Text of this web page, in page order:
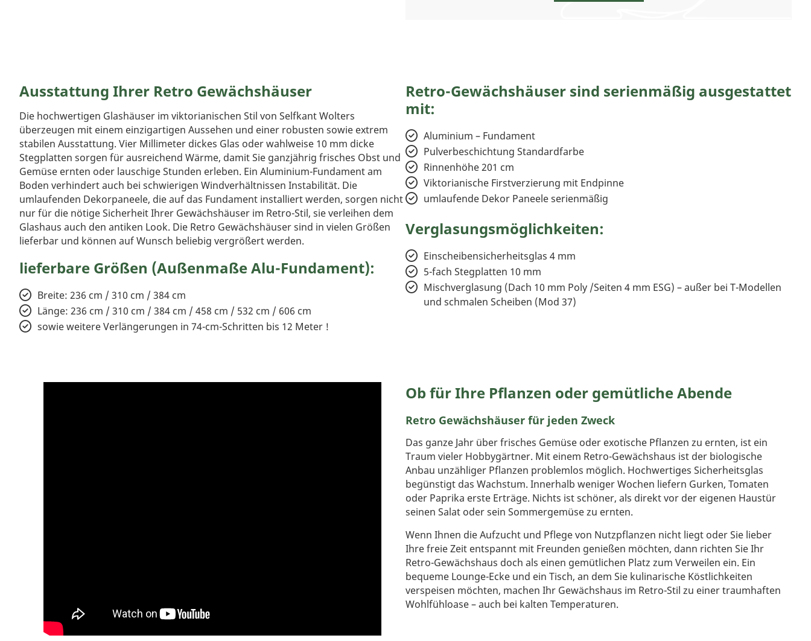
Ausstattung Ihrer Retro Gewächshäuser
Die hochwertigen Glashäuser im viktorianischen Stil von Selfkant Wolters
überzeugen mit einem einzigartigen Aussehen und einer robusten sowie extrem
stabilen Ausstattung. Vier Millimeter dickes Glas oder wahlweise 10 mm dicke
Stegplatten sorgen für ausreichend Wärme, damit Sie ganzjährig frisches Obst und
Gemüse ernten oder lauschige Stunden erleben. Ein Aluminium-Fundament am
Boden verhindert auch bei schwierigen Windverhältnissen Instabilität. Die
umlaufenden Dekorpaneele, die auf das Fundament installiert werden, sorgen nicht
nur für die nötige Sicherheit Ihrer Gewächshäuser im Retro-Stil, sie verleihen dem
Glashaus auch den antiken Look. Die Retro Gewächshäuser sind in vielen Größen
lieferbar und können auf Wunsch beliebig vergrößert werden.
lieferbare Größen (Außenmaße Alu-Fundament):
Breite: 236 cm / 310 cm / 384 cm
Länge: 236 cm / 310 cm / 384 cm / 458 cm / 532 cm / 606 cm
sowie weitere Verlängerungen in 74-cm-Schritten bis 12 Meter !
Retro-Gewächshäuser sind serienmäßig ausgestattet
mit:
Aluminium – Fundament
Pulverbeschichtung Standardfarbe
Rinnenhöhe 201 cm
Viktorianische Firstverzierung mit Endpinne
umlaufende Dekor Paneele serienmäßig
Verglasungsmöglichkeiten:
Einscheibensicherheitsglas 4 mm
5-fach Stegplatten 10 mm
Mischverglasung (Dach 10 mm Poly /Seiten 4 mm ESG) – außer bei T-Modellen
und schmalen Scheiben (Mod 37)
Ob für Ihre Pflanzen oder gemütliche Abende
Retro Gewächshäuser für jeden Zweck
Das ganze Jahr über frisches Gemüse oder exotische Pflanzen zu ernten, ist ein
Traum vieler Hobbygärtner. Mit einem Retro-Gewächshaus ist der biologische
Anbau unzähliger Pflanzen problemlos möglich. Hochwertiges Sicherheitsglas
begünstigt das Wachstum. Innerhalb weniger Wochen liefern Gurken, Tomaten
oder Paprika erste Erträge. Nichts ist schöner, als direkt vor der eigenen Haustür
seinen Salat oder sein Sommergemüse zu ernten.
Wenn Ihnen die Aufzucht und Pflege von Nutzpflanzen nicht liegt oder Sie lieber
Ihre freie Zeit entspannt mit Freunden genießen möchten, dann richten Sie Ihr
Retro-Gewächshaus doch als einen gemütlichen Platz zum Verweilen ein. Ein
bequeme Lounge-Ecke und ein Tisch, an dem Sie kulinarische Köstlichkeiten
verspeisen möchten, machen Ihr Gewächshaus im Retro-Stil zu einer traumhaften
Wohlfühloase – auch bei kalten Temperaturen.